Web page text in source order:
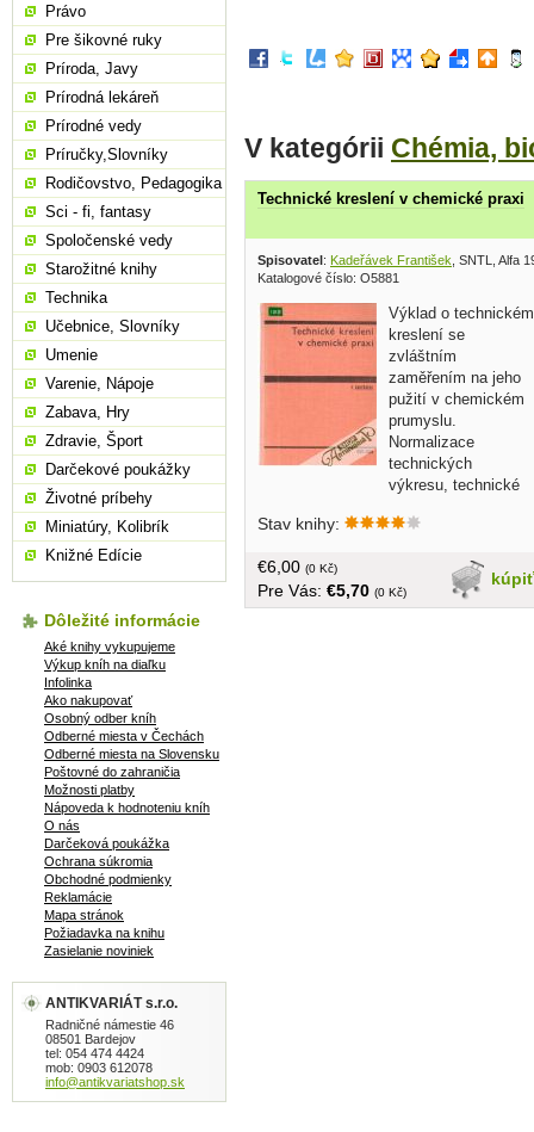
V kategórii Chémia,
Technické kreslení v chemické praxi
Spisovatel: Kadeřávek František , SNTL, Alfa
Katalogové číslo: O5881
Výklad o technickém
kreslení se
zvláštním
zaměřením na jeho
pužití v chemickém
prumyslu.
Normalizace
technických
výkresu, technické
rozměru těles, konstrukčního materiálu
češtine, bez obalu, tvrdá väzba, väčší
formát, 290 strán
Stav knihy:
kúpiť
€6,00 (0 Kč)
Pre Vás: €5,70 (0 Kč)
Právo
Pre šikovné ruky
Príroda, Javy
Prírodná lekáreň
Prírodné vedy
Príručky,Slovníky
Rodičovstvo, Pedagogika
Sci - fi, fantasy
Spoločenské vedy
Starožitné knihy
Technika
Učebnice, Slovníky
Umenie
Varenie, Nápoje
Zabava, Hry
Zdravie, Šport
Darčekové poukážky
Životné príbehy
Miniatúry, Kolibrík
Knižné Edície
Dôležité informácie
Aké knihy vykupujeme
Výkup kníh na diaľku
Infolinka
Ako nakupovať
Osobný odber kníh
Odberné miesta v Čechách
Odberné miesta na Slovensku
Poštovné do zahraničia
Možnosti platby
Nápoveda k hodnoteniu kníh
O nás
Darčeková poukážka
Ochrana súkromia
Obchodné podmienky
Reklamácie
Mapa stránok
Požiadavka na knihu
Zasielanie noviniek
ANTIKVARIÁT s.r.o.
Radničné námestie 46
08501 Bardejov
tel: 054 474 4424
mob: 0903 612078
info@antikvariatshop.sk